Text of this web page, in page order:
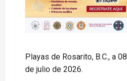
Playas de Rosarito, B.C., a 08
de julio de 2026.